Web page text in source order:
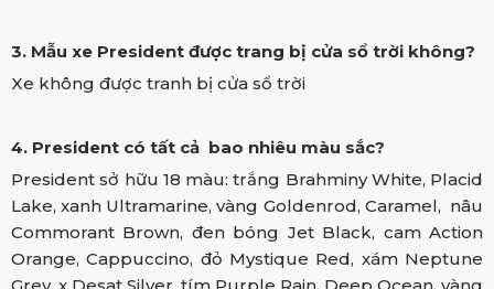
3. Mẫu xe President được trang bị cửa sổ trời không?
Xe không được tranh bị cửa sổ trời
4. President có tất cả bao nhiêu màu sắc?
President sở hữu 18 màu: trắng Brahminy White, Placid
Lake, xanh Ultramarine, vàng Goldenrod, Caramel, nâu
Commorant Brown, đen bóng Jet Black, cam Action
Orange, Cappuccino, đỏ Mystique Red, xám Neptune